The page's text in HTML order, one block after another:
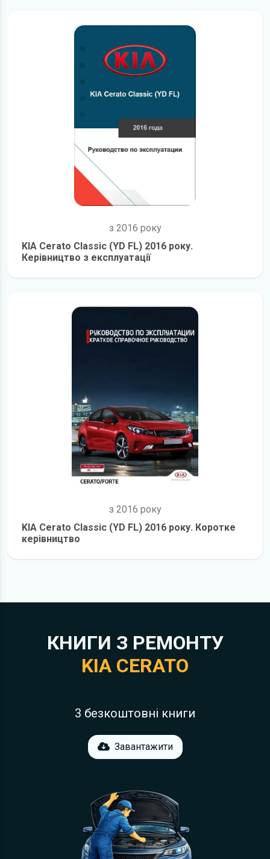
з 2016 року
KIA Cerato Classic (YD FL) 2016 року.
Керівництво з експлуатації
з 2016 року
KIA Cerato Classic (YD FL) 2016 року. Коротке
керівництво
КНИГИ З РЕМОНТУ
KIA CERATO
3 безкоштовні книги
Завантажити